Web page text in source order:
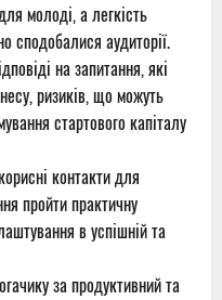
молоді, а легкість
сподобалися аудиторії.
на запитання, які
ризиків, що можуть
стартового капіталу
контакти для
пройти практичну
в успішній та
за продуктивний та